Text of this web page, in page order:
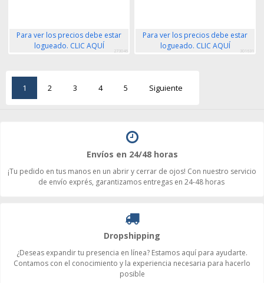
Para ver los precios debe estar
logueado. CLIC AQUÍ
273046
Para ver los precios debe estar
logueado. CLIC AQUÍ
301631
1 2 3 4 5 Siguiente
Envíos en 24/48 horas
¡Tu pedido en tus manos en un abrir y cerrar de ojos! Con nuestro servicio
de envío exprés, garantizamos entregas en 24-48 horas
Dropshipping
¿Deseas expandir tu presencia en línea? Estamos aquí para ayudarte.
Contamos con el conocimiento y la experiencia necesaria para hacerlo
posible